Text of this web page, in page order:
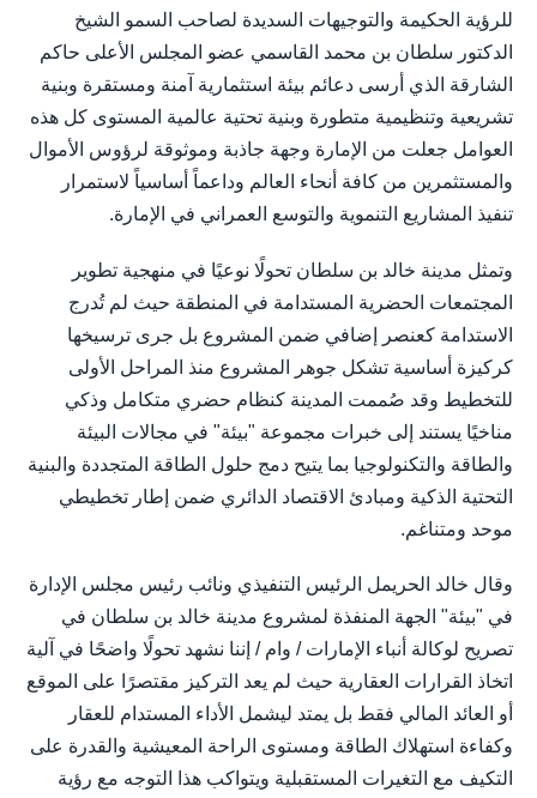
للرؤية الحكيمة والتوجيهات السديدة لصاحب السمو الشيخ
الدكتور سلطان بن محمد القاسمي عضو المجلس الأعلى حاكم
الشارقة الذي أرسى دعائم بيئة استثمارية آمنة ومستقرة وبنية
تشريعية وتنظيمية متطورة وبنية تحتية عالمية المستوى كل هذه
العوامل جعلت من الإمارة وجهة جاذبة وموثوقة لرؤوس الأموال
والمستثمرين من كافة أنحاء العالم وداعماً أساسياً لاستمرار
تنفيذ المشاريع التنموية والتوسع العمراني في الإمارة.
وتمثل مدينة خالد بن سلطان تحولًا نوعيًا في منهجية تطوير
المجتمعات الحضرية المستدامة في المنطقة حيث لم تُدرج
الاستدامة كعنصر إضافي ضمن المشروع بل جرى ترسيخها
كركيزة أساسية تشكل جوهر المشروع منذ المراحل الأولى
للتخطيط وقد صُممت المدينة كنظام حضري متكامل وذكي
مناخيًا يستند إلى خبرات مجموعة "بيئة" في مجالات البيئة
والطاقة والتكنولوجيا بما يتيح دمج حلول الطاقة المتجددة والبنية
التحتية الذكية ومبادئ الاقتصاد الدائري ضمن إطار تخطيطي
موحد ومتناغم.
وقال خالد الحريمل الرئيس التنفيذي ونائب رئيس مجلس الإدارة
في "بيئة" الجهة المنفذة لمشروع مدينة خالد بن سلطان في
تصريح لوكالة أنباء الإمارات / وام / إننا نشهد تحولًا واضحًا في آلية
اتخاذ القرارات العقارية حيث لم يعد التركيز مقتصرًا على الموقع
أو العائد المالي فقط بل يمتد ليشمل الأداء المستدام للعقار
وكفاءة استهلاك الطاقة ومستوى الراحة المعيشية والقدرة على
التكيف مع التغيرات المستقبلية ويتواكب هذا التوجه مع رؤية